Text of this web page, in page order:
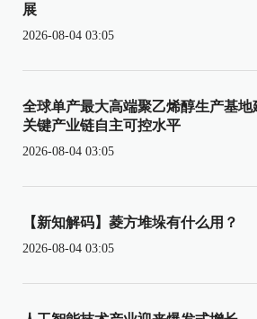
展
2026-08-04 03:05
全球单产最大高端聚乙烯醇生产基地
关键产业链自主可控水平
2026-08-04 03:05
【新知解码】菱方堆垛有什么用？
2026-08-04 03:05